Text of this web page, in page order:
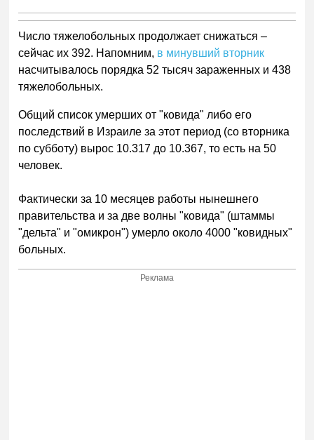
Число тяжелобольных продолжает снижаться –
сейчас их 392. Напомним, в минувший вторник
насчитывалось порядка 52 тысяч зараженных и 438
тяжелобольных.
Общий список умерших от "ковида" либо его
последствий в Израиле за этот период (со вторника
по субботу) вырос 10.317 до 10.367, то есть на 50
человек.
Фактически за 10 месяцев работы нынешнего
правительства и за две волны "ковида" (штаммы
"дельта" и "омикрон") умерло около 4000 "ковидных"
больных.
Реклама